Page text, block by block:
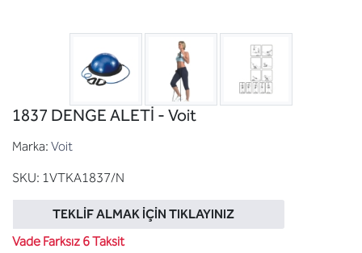
1837 DENGE ALETİ - Voit
Marka: Voit
SKU: 1VTKA1837/N
TEKLIF ALMAK İÇIN TIKLAYINIZ
Vade Farksız 6 Taksit